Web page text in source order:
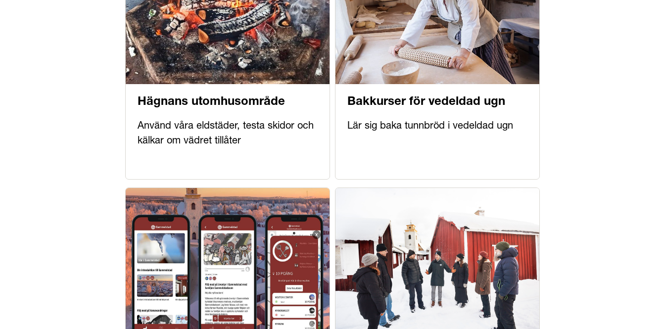
Hägnans utomhusområde
Använd våra eldstäder, testa skidor och
kälkar om vädret tillåter
Bakkurser för vedeldad ugn
Lär sig baka tunnbröd i vedeldad ugn